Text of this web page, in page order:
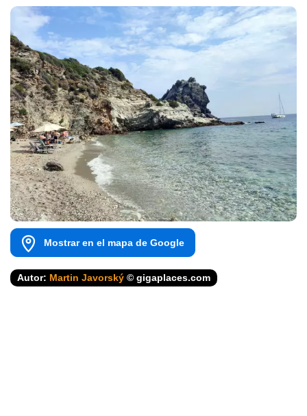
Mostrar en el mapa de Google
Autor: Martin Javorský © gigaplaces.com